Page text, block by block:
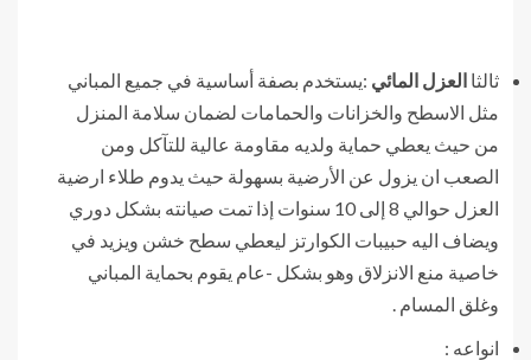
ثالثا العزل المائي :يستخدم بصفة أساسية في جميع المباني
مثل الاسطح والخزانات والحمامات لضمان سلامة المنزل
من حيث يعطي حماية ولديه مقاومة عالية للتآكل ومن
الصعب ان يزول عن الأرضية بسهولة حيث يدوم طلاء ارضية
العزل حوالي 8 إلى 10 سنوات إذا تمت صيانته بشكل دوري
ويضاف اليه حبيبات الكوارتز ليعطي سطح خشن ويزيد في
خاصية منع الانزلاق وهو بشكل -عام يقوم بحماية المباني
وغلق المسام .
انواعه :